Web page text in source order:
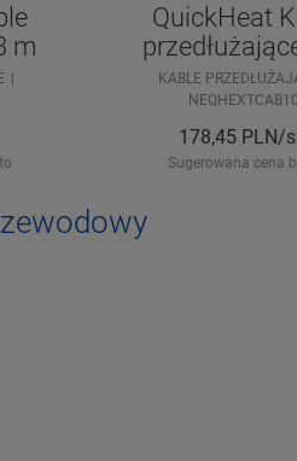
m
QuickHeat
KABLE
178,45 PLN/
Sugerowana cena